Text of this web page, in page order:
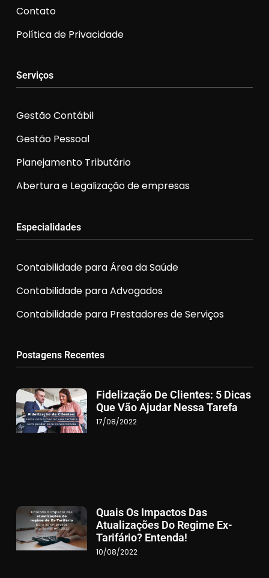
Contato
Política de Privacidade
Serviços
Gestão Contábil
Gestão Pessoal
Planejamento Tributário
Abertura e Legalização de empresas
Especialidades
Contabilidade para Área da Saúde
Contabilidade para Advogados
Contabilidade para Prestadores de Serviços
Postagens Recentes
Fidelização De Clientes: 5 Dicas
Que Vão Ajudar Nessa Tarefa
17/08/2022
Quais Os Impactos Das
Atualizações Do Regime Ex-
Tarifário? Entenda!
10/08/2022